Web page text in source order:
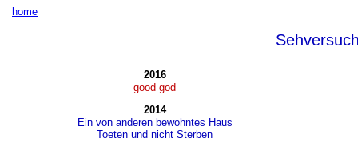
home
2016
good god
2014
Ein von anderen bewohntes Haus
Toeten und nicht Sterben